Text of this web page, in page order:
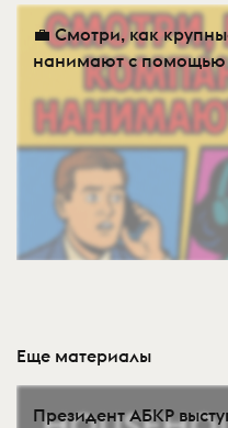
💼 Смотри, как
нанимают с
Еще материалы
Президент АБКР